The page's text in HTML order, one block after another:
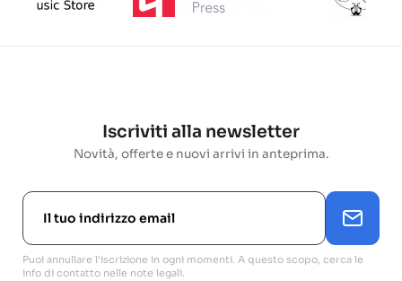
Iscriviti alla newsletter
Novità, offerte e nuovi arrivi in anteprima.
Puoi annullare l'iscrizione in ogni momenti. A questo scopo, cerca le
info di contatto nelle note legali.